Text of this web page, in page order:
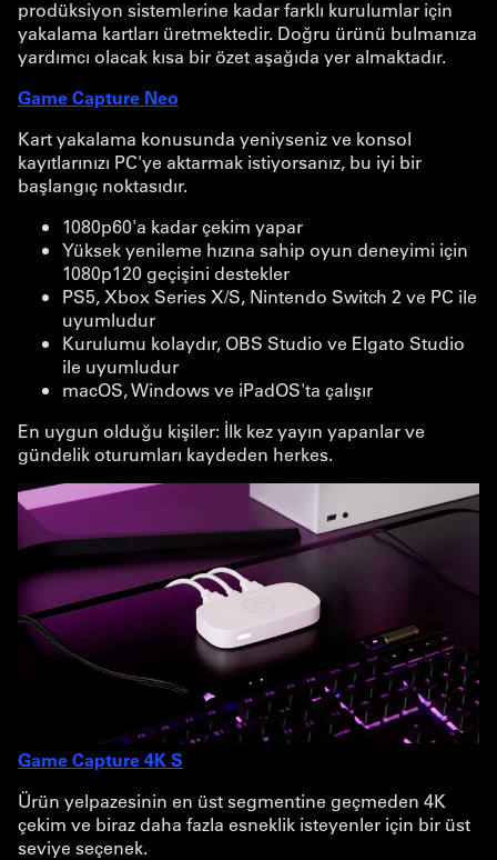
prodüksiyon sistemlerine kadar farklı kurulumlar için
yakalama kartları üretmektedir. Doğru ürünü bulmanıza
yardımcı olacak kısa bir özet aşağıda yer almaktadır.
Game Capture Neo
Kart yakalama konusunda yeniyseniz ve konsol
kayıtlarınızı PC'ye aktarmak istiyorsanız, bu iyi bir
başlangıç noktasıdır.
1080p60'a kadar çekim yapar
Yüksek yenileme hızına sahip oyun deneyimi için
1080p120 geçişini destekler
PS5, Xbox Series X/S, Nintendo Switch 2 ve PC ile
uyumludur
Kurulumu kolaydır, OBS Studio ve Elgato Studio
ile uyumludur
macOS, Windows ve iPadOS'ta çalışır
En uygun olduğu kişiler: İlk kez yayın yapanlar ve
gündelik oturumları kaydeden herkes.
Game Capture 4K S
Ürün yelpazesinin en üst segmentine geçmeden 4K
çekim ve biraz daha fazla esneklik isteyenler için bir üst
seviye seçenek.